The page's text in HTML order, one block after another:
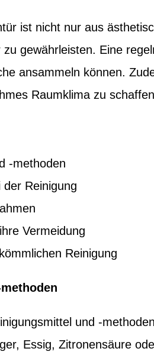
ist nicht nur aus
gewährleisten. Eine
ansammeln können.
Raumklima zu
-methoden
der Reinigung
Vermeidung
Reinigung
und -
Essig, Zitronensäure